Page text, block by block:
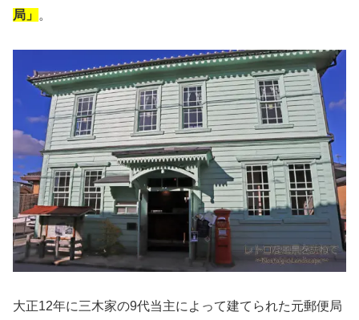
局」
。
大正12年に三木家の9代当主によって建てられた元郵便局